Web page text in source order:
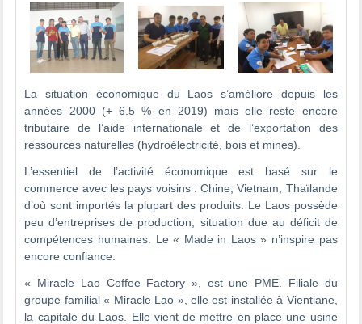
La situation économique du Laos s’améliore depuis les
années 2000 (+ 6.5 % en 2019) mais elle reste encore
tributaire de l’aide internationale et de l’exportation des
ressources naturelles (hydroélectricité, bois et mines).
L’essentiel de l’activité économique est basé sur le
commerce avec les pays voisins : Chine, Vietnam, Thaïlande
d’où sont importés la plupart des produits. Le Laos possède
peu d’entreprises de production, situation due au déficit de
compétences humaines. Le « Made in Laos » n’inspire pas
encore confiance.
« Miracle Lao Coffee Factory », est une PME. Filiale du
groupe familial « Miracle Lao », elle est installée à Vientiane,
la capitale du Laos. Elle vient de mettre en place une usine